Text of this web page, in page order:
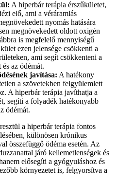
A hiperbár terápia érszűkületet,
elő, ami a véráramlás
nyomás hatására
megnövekedett oldott oxigén
is megfelelő mennyiségű
ezen jelensége csökkenti a
ami segít csökkenteni a
az ödémát.
javítása: A hatékony
a szövetekben felgyülemlett
A hiperbár terápia javíthatja a
segíti a folyadék hatékonyabb
ödémát.
a hiperbár terápia fontos
különösen krónikus
összefüggő ödéma esetén. Az
járó kellemetlenségek és
elősegíti a gyógyuláshoz és
környezetet is, felgyorsítva a